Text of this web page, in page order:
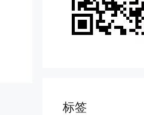
标签